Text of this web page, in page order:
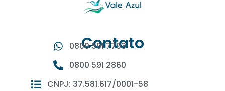
Contato​
0800 591 7793
0800 591 2860
CNPJ: 37.581.617/0001-58